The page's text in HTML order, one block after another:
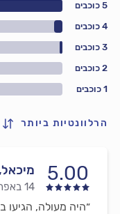
1 כוכבים
2 כוכבים
3 כוכבים
4 כוכבים
5 כוכבים
הרלוונטיות ביותר
5.00
14 באפריל, 2026
״היה מעולה, הגיעו